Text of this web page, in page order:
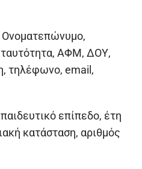
ΑΦΜ, ΔΟΥ,
τηλέφωνο, email,
επίπεδο, έτη
κατάσταση, αριθμός